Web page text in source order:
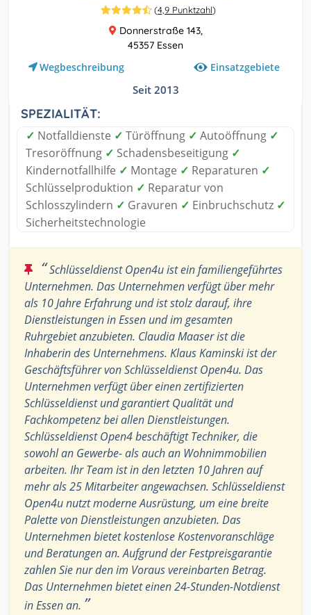
(4,9 Punktzahl)
Donnerstraße 143,
45357 Essen
Wegbeschreibung Einsatzgebiete
Seit 2013
SPEZIALITÄT:
✓ Notfalldienste ✓ Türöffnung ✓ Autoöffnung ✓
Tresoröffnung ✓ Schadensbeseitigung ✓
Kindernotfallhilfe ✓ Montage ✓ Reparaturen ✓
Schlüsselproduktion ✓ Reparatur von
Schlosszylindern ✓ Gravuren ✓ Einbruchschutz ✓
Sicherheitstechnologie
“Schlüsseldienst Open4u ist ein familiengeführtes
Unternehmen. Das Unternehmen verfügt über mehr
als 10 Jahre Erfahrung und ist stolz darauf, ihre
Dienstleistungen in Essen und im gesamten
Ruhrgebiet anzubieten. Claudia Maaser ist die
Inhaberin des Unternehmens. Klaus Kaminski ist der
Geschäftsführer von Schlüsseldienst Open4u. Das
Unternehmen verfügt über einen zertifizierten
Schlüsseldienst und garantiert Qualität und
Fachkompetenz bei allen Dienstleistungen.
Schlüsseldienst Open4 beschäftigt Techniker, die
sowohl an Gewerbe- als auch an Wohnimmobilien
arbeiten. Ihr Team ist in den letzten 10 Jahren auf
mehr als 25 Mitarbeiter angewachsen. Schlüsseldienst
Open4u nutzt moderne Ausrüstung, um eine breite
Palette von Dienstleistungen anzubieten. Das
Unternehmen bietet kostenlose Kostenvoranschläge
und Beratungen an. Aufgrund der Festpreisgarantie
zahlen Sie nur den im Voraus vereinbarten Betrag.
Das Unternehmen bietet einen 24-Stunden-Notdienst
in Essen an. ”